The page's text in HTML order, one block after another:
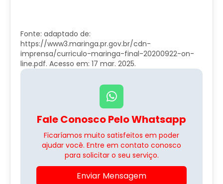
Fonte: adaptado de:
https://www3.maringa.pr.gov.br/cdn-
imprensa/curriculo-maringa-final-20200922-on-
line.pdf. Acesso em: 17 mar. 2025.
Fale Conosco Pelo Whatsapp
Ficaríamos muito satisfeitos em poder
ajudar você. Entre em contato conosco
para solicitar o seu serviço.
Enviar Mensagem